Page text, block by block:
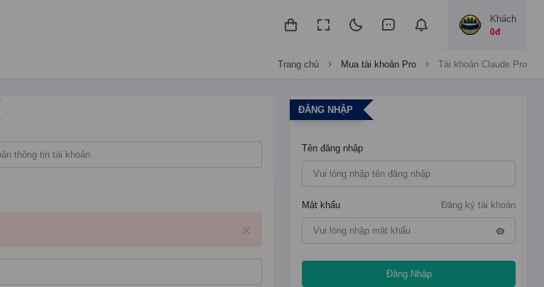
Khách
0đ
Trang chủ Mua tài khoản Pro Tài khoản Claude Pro
ĐĂNG NHẬP
Tên đăng nhập
Đăng ký tài khoản
Mật khẩu
Đăng Nhập